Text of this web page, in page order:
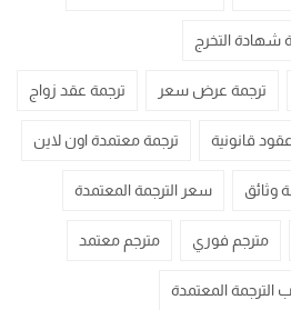
شهادة التخرج
ترجمة عرض سعر ترجمة عقد زواج
قانونية ترجمة معتمدة اون لاين
وثائق سعر الترجمة المعتمدة
مترجم فوري مترجم معتمد
الترجمة المعتمدة